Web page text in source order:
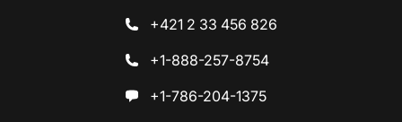
+421 2 33 456 826
+1-888-257-8754
+1-786-204-1375